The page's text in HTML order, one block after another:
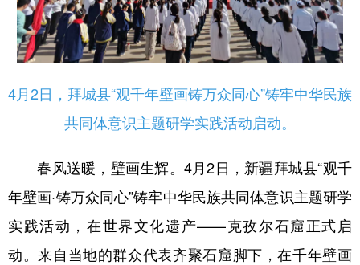
广东 广西 海南 重庆
四川 贵州 云南 西藏
多语种频道
English Español Français عربى
4月2日，拜城县“观千年壁画铸万众同心”铸牢中华民族
共同体意识主题研学实践活动启动。
春风送暖，壁画生辉。4月2日，新疆拜城县“观千
年壁画·铸万众同心”铸牢中华民族共同体意识主题研学
实践活动，在世界文化遗产——克孜尔石窟正式启
动。来自当地的群众代表齐聚石窟脚下，在千年壁画